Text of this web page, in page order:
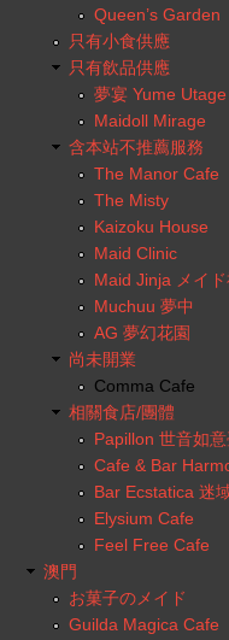
Queen’s Garden
只有小食供應
只有飲品供應
夢宴 Yume Utage
Maidoll Mirage
含本站不推薦服務
The Manor Cafe
The Misty
Kaizoku House
Maid Clinic
Maid Jinja メイ
Muchuu 夢中
AG 夢幻花園
尚未開業
Comma Cafe
相關食店/團體
Papillon 世音如
Cafe & Bar
Bar Ecstatica 迷
Elysium Cafe
Feel Free Cafe
澳門
お菓子のメイド
Guilda Magica Cafe